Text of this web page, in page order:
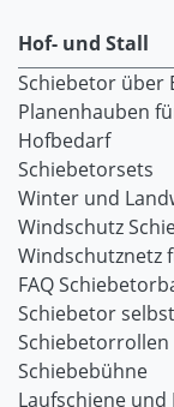
Hof- und Stall
Schiebetor über
Planenhauben
Hofbedarf
Schiebetorsets
Winter und
Windschutz
Windschutznetz
FAQ
Schiebetor
Schiebetorrollen
Schiebebühne
Laufschiene und